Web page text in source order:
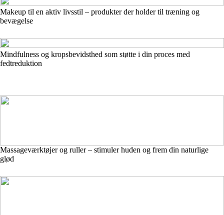
Makeup til en aktiv livsstil – produkter der holder til træning og
bevægelse
Mindfulness og kropsbevidsthed som støtte i din proces med
fedtreduktion
Massageværktøjer og ruller – stimuler huden og frem din naturlige
glød